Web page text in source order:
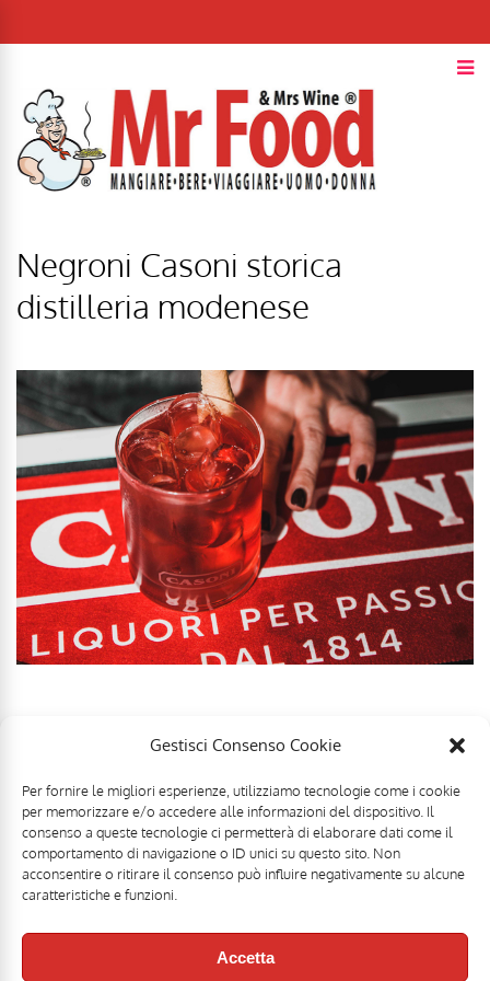
Gestisci Consenso Cookie
Per fornire le migliori esperienze, utilizziamo tecnologie come i cookie
per memorizzare e/o accedere alle informazioni del dispositivo. Il
consenso a queste tecnologie ci permetterà di elaborare dati come il
comportamento di navigazione o ID unici su questo sito. Non
acconsentire o ritirare il consenso può influire negativamente su alcune
caratteristiche e funzioni.
Accetta
Negroni Casoni storica
distilleria modenese